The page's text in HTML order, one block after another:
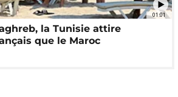
01:01
la Tunisie attire
que le Maroc